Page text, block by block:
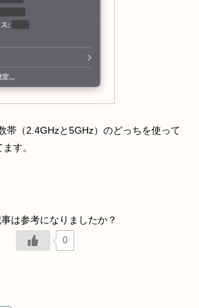
帯（2.4GHzと5GHz）のどっちを使って
す。
0